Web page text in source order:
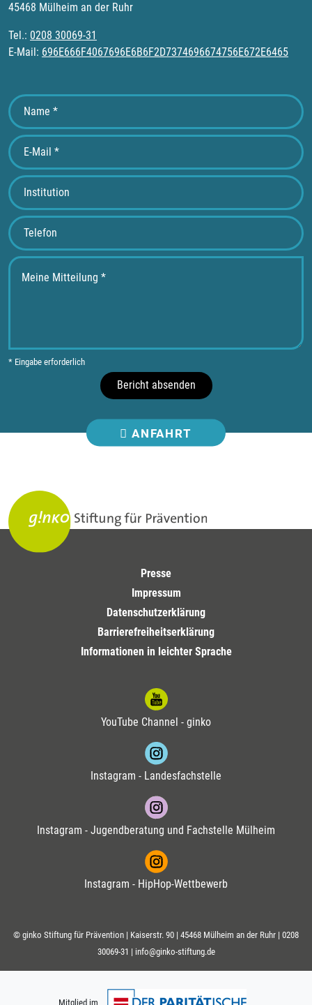
45468 Mülheim an der Ruhr
Tel.: 0208 30069-31
E-Mail: 696E666F4067696E6B6F2D7374696674756E672E6465
* Eingabe erforderlich
Bericht absenden
ANFAHRT
Presse
Impressum
Datenschutzerklärung
Barrierefreiheitserklärung
Informationen in leichter Sprache
YouTube Channel - ginko
Instagram - Landesfachstelle
Instagram - Jugendberatung und Fachstelle Mülheim
Instagram - HipHop-Wettbewerb
© ginko Stiftung für Prävention | Kaiserstr. 90 | 45468 Mülheim an der Ruhr | 0208
30069-31 | info@ginko-stiftung.de
Mitglied im